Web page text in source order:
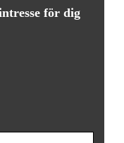
för dig